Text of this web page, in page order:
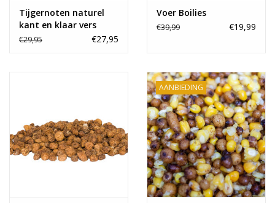
Tijgernoten naturel
kant en klaar vers
10kg
€29,95 €27,95
Voer Boilies
€39,99 €19,99
AANBIEDING